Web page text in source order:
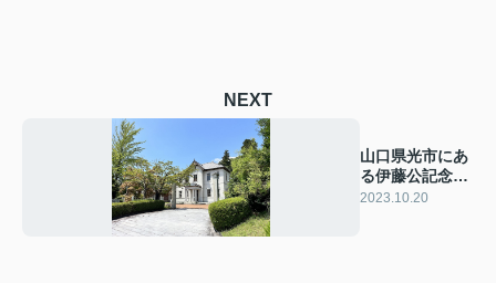
NEXT
山口県光市にあ
る伊藤公記念公
園とはどんなと
2023.10.20